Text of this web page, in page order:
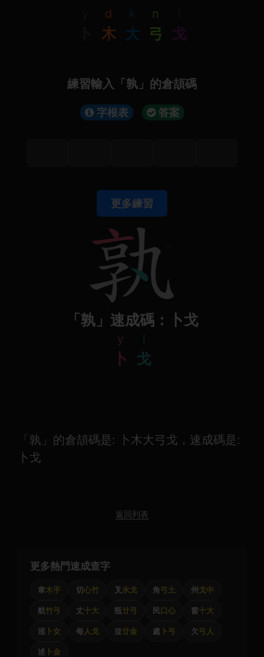
d
木
k
大
n
弓
i
戈
練習輸入「孰」的倉頡碼
字根表 答案
更多練習
「孰」速成碼：卜戈
y
卜
i
戈
「孰」的倉頡碼是: 卜木大弓戈，速成碼是:
卜戈
返回列表
更多熱門速成查字
韋木手 切心竹 叉 水戈 角弓土 州 戈中
航竹弓 丈十大 瓶廿弓 民口心 窗十大
巡 卜女 每人戈 並廿金 處 卜弓 欠弓人
述 卜金